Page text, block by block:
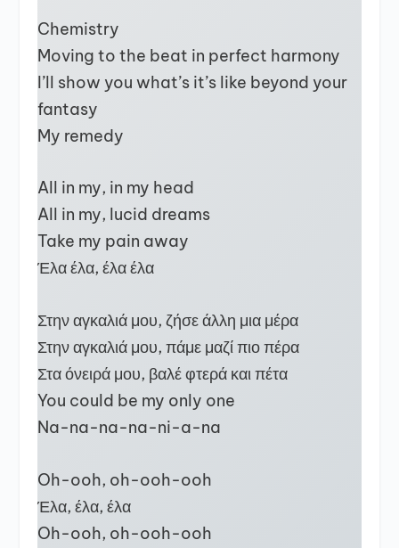
Chemistry
Moving to the beat in perfect harmony
I’ll show you what’s it’s like beyond your
fantasy
My remedy
All in my, in my head
All in my, lucid dreams
Take my pain away
Έλα έλα, έλα έλα
Στην αγκαλιά μου, ζήσε άλλη μια μέρα
Στην αγκαλιά μου, πάμε μαζί πιο πέρα
Στα όνειρά μου, βαλέ φτερά και πέτα
You could be my only one
Na-na-na-na-ni-a-na
Oh-ooh, oh-ooh-ooh
Έλα, έλα, έλα
Oh-ooh, oh-ooh-ooh